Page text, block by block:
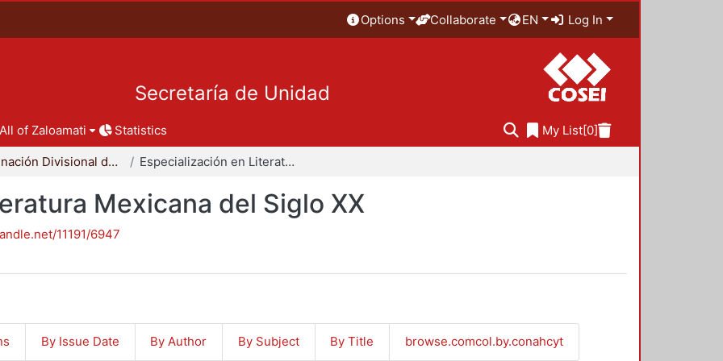
Options Collaborate EN Log In
Secretaría de Unidad
All of Zaloamati Statistics My List[0]
Coordinación Divisional de Posgrado Especialización en Literatura Mexicana del Siglo XX
Mexicana del Siglo XX
11191/6947
By Issue Date By Author By Subject By Title browse.comcol.by.conahcyt